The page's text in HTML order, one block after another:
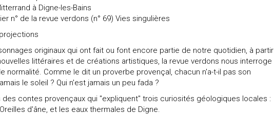
à Digne-les-Bains
n° de la revue verdons (n° 69) Vies singulières
originaux qui ont fait ou font encore partie de notre quotidien, à partir
littéraires et de créations artistiques, la revue verdons nous interroge
normalité. Comme le dit un proverbe provençal, chacun n'a-t-il pas son
le soleil ? Qui n'est jamais un peu fada ?
contes provençaux qui "expliquent" trois curiosités géologiques locales :
d'âne, et les eaux thermales de Digne.